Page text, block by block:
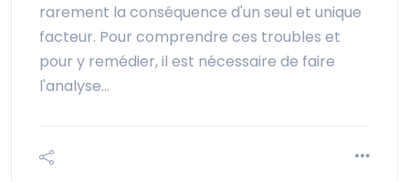
rarement la conséquence d'un seul et unique
facteur. Pour comprendre ces troubles et
pour y remédier, il est nécessaire de faire
l'analyse…